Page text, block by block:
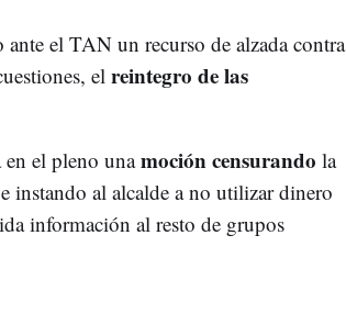
el TAN un recurso de alzada contra
el reintegro de las
en el pleno unamoción censurando la
instando al alcalde a no utilizar dinero
información al resto de grupos